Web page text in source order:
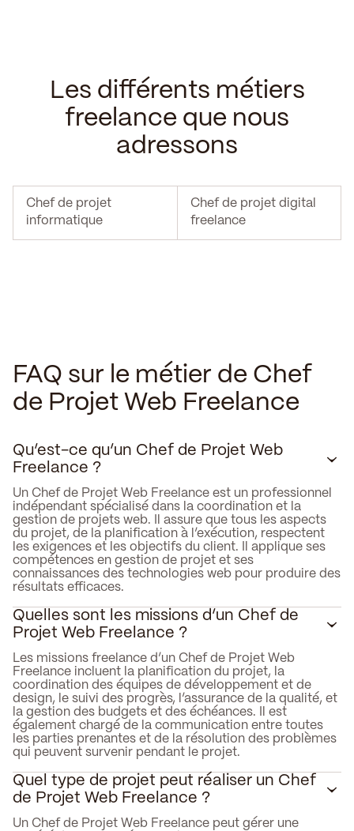
Les différents métiers
freelance que nous
adressons
Chef de projet
informatique
Chef de projet digital
freelance
FAQ sur le métier de Chef
de Projet Web Freelance
Qu’est-ce qu’un Chef de Projet Web
Freelance ?
Un Chef de Projet Web Freelance est un professionnel
indépendant spécialisé dans la coordination et la
gestion de projets web. Il assure que tous les aspects
du projet, de la planification à l’exécution, respectent
les exigences et les objectifs du client. Il applique ses
compétences en gestion de projet et ses
connaissances des technologies web pour produire des
résultats efficaces.
Quelles sont les missions d’un Chef de
Projet Web Freelance ?
Les missions freelance d’un Chef de Projet Web
Freelance incluent la planification du projet, la
coordination des équipes de développement et de
design, le suivi des progrès, l’assurance de la qualité, et
la gestion des budgets et des échéances. Il est
également chargé de la communication entre toutes
les parties prenantes et de la résolution des problèmes
qui peuvent survenir pendant le projet.
Quel type de projet peut réaliser un Chef
de Projet Web Freelance ?
Un Chef de Projet Web Freelance peut gérer une